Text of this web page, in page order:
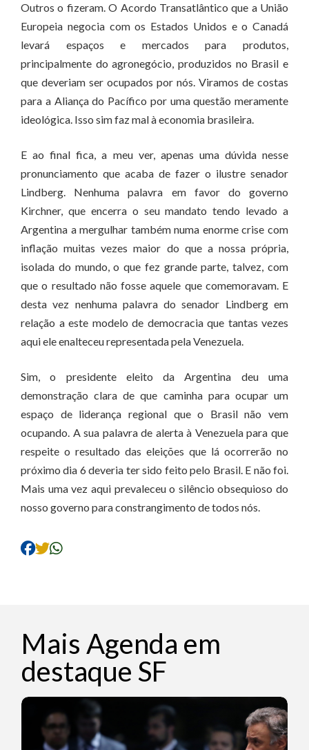
Outros o fizeram. O Acordo Transatlântico que a União
Europeia negocia com os Estados Unidos e o Canadá
levará espaços e mercados para produtos,
principalmente do agronegócio, produzidos no Brasil e
que deveriam ser ocupados por nós. Viramos de costas
para a Aliança do Pacífico por uma questão meramente
ideológica. Isso sim faz mal à economia brasileira.
E ao final fica, a meu ver, apenas uma dúvida nesse
pronunciamento que acaba de fazer o ilustre senador
Lindberg. Nenhuma palavra em favor do governo
Kirchner, que encerra o seu mandato tendo levado a
Argentina a mergulhar também numa enorme crise com
inflação muitas vezes maior do que a nossa própria,
isolada do mundo, o que fez grande parte, talvez, com
que o resultado não fosse aquele que comemoravam. E
desta vez nenhuma palavra do senador Lindberg em
relação a este modelo de democracia que tantas vezes
aqui ele enalteceu representada pela Venezuela.
Sim, o presidente eleito da Argentina deu uma
demonstração clara de que caminha para ocupar um
espaço de liderança regional que o Brasil não vem
ocupando. A sua palavra de alerta à Venezuela para que
respeite o resultado das eleições que lá ocorrerão no
próximo dia 6 deveria ter sido feito pelo Brasil. E não foi.
Mais uma vez aqui prevaleceu o silêncio obsequioso do
nosso governo para constrangimento de todos nós.
Mais Agenda em
destaque SF